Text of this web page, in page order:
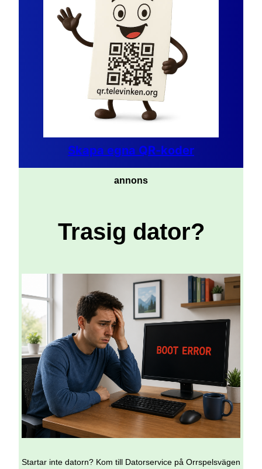
Skapa egna QR-koder
annons
Trasig dator?
Startar inte datorn? Kom till Datorservice på Orrspelsvägen